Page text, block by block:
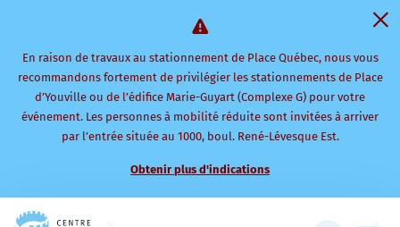
En raison de travaux au stationnement de Place Québec, nous vous
recommandons fortement de privilégier les stationnements de Place
d’Youville ou de l’édifice Marie-Guyart (Complexe G) pour votre
événement. Les personnes à mobilité réduite sont invitées à arriver
par l’entrée située au 1000, boul. René-Lévesque Est.
Obtenir plus d'indications